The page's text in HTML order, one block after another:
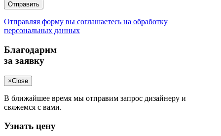
Отправить
Отправляя форму вы соглашаетесь на обработку
персональных данных
Благодарим
за заявку
×Close
В ближайшее время мы отправим запрос дизайнеру и
свяжемся с вами.
Узнать цену